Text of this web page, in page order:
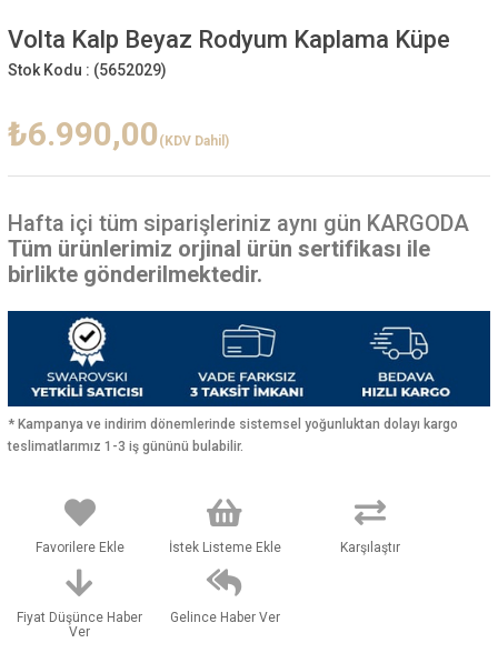
Volta Kalp Beyaz Rodyum Kaplama Küpe
Stok Kodu : (5652029)
₺6.990,00 (KDV Dahil)
Hafta içi tüm siparişleriniz aynı gün KARGODA
Tüm ürünlerimiz orjinal ürün sertifikası ile
birlikte gönderilmektedir.
* Kampanya ve indirim dönemlerinde sistemsel yoğunluktan dolayı kargo
teslimatlarımız 1-3 iş gününü bulabilir.
Favorilere Ekle İstek Listeme Ekle Karşılaştır
Fiyat Düşünce Haber
Ver
Gelince Haber Ver